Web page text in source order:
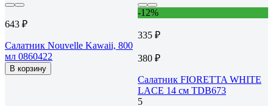
643 ₽
Салатник Nouvelle Kawaii, 800
мл 0860422
В корзину
-12%
335 ₽
380 ₽
Салатник FIORETTA WHITE
LACE 14 см TDB673
5